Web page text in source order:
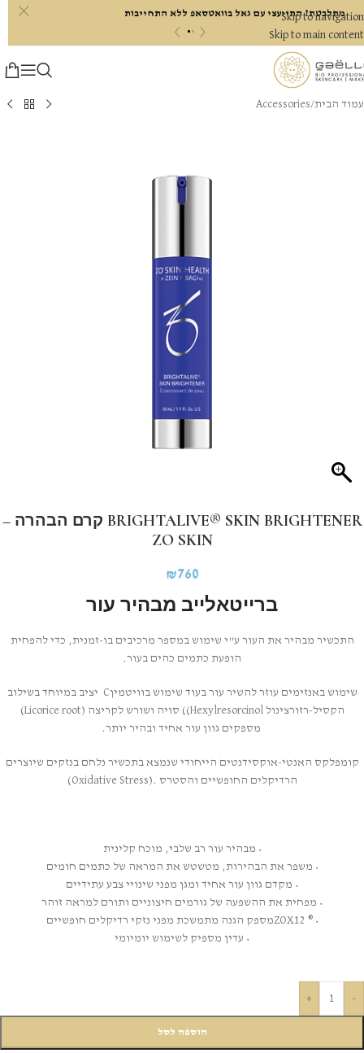
מתלבטת? התייעצי עם גאל בוואטסאפ ללא התחייבות
c
Skip to navigation
Skip to main content
עמוד הבית/
Accessories
BRIGHTALIVE® SKIN BRIGHTENER קרם הבהרה –
ZO SKIN
₪760
ברייטאלייב מבהיר עור
התכשיר מבהיר את העור ע"י שימוש במספר מרכיבים בו-זמנית, כדי להפחית
הופעת כתמים כהים בעור.
שימוש באנזימים עוזר להשיר עור בעוד שימוש בוויטמיןC יציב במיוחד בשילוב
הקסיל-רזורצינול Hexylresorcinol)) סויה ושורש לקריצה (Licorice root)
מספקים גוון עור אחיד ובהיר יותר.
קומפלקס האנטי-אוקסידנטים הייחודי שנמצא בתכשיר נלחם בנזקים שיוצרים
הרדיקלים החופשיים והסטרס .(Oxidative Stress)
• מבהיר עור רב שלבי, מוכח קלינית
• משפר את הבהירות, מטשטש את המראה של כתמים חומים
• מקדם גוון עור אחיד ומגן מפני שינויי צבע עתידיים
• מפחית את ההשפעה של גורמים חיצוניים ותורם למראה זוהר
•
®
ZOX12
מספק הגנה מתמשכת מפני נזקי רדיקלים חופשיים
• עדין מספיק לשימוש יומיומי
-
+
הוספה לסל